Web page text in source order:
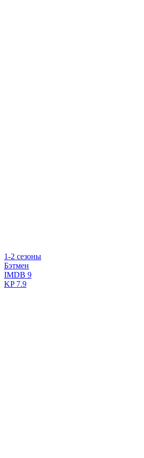
1-2 сезоны
Бэтмен
IMDB 9
KP7.9